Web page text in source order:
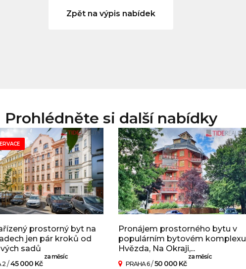
Zpět na výpis nabídek
Prohlédněte si další nabídky
prostorný byt na
jen pár kroků od
sadů
2/45 000 Kč
za měsíc
Pronájem prostorného bytu v
populárním bytovém komplexu
Hvězda, Na Okraji,...
PRAHA 6/50 000 Kč
za měsíc